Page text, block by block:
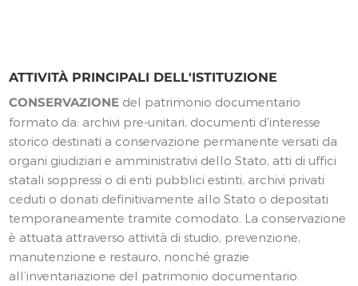
ATTIVITÀ PRINCIPALI DELL'ISTITUZIONE
CONSERVAZIONE del patrimonio documentario
formato da: archivi pre-unitari, documenti d’interesse
storico destinati a conservazione permanente versati da
organi giudiziari e amministrativi dello Stato, atti di uffici
statali soppressi o di enti pubblici estinti, archivi privati
ceduti o donati definitivamente allo Stato o depositati
temporaneamente tramite comodato. La conservazione
è attuata attraverso attività di studio, prevenzione,
manutenzione e restauro, nonché grazie
all’inventariazione del patrimonio documentario.